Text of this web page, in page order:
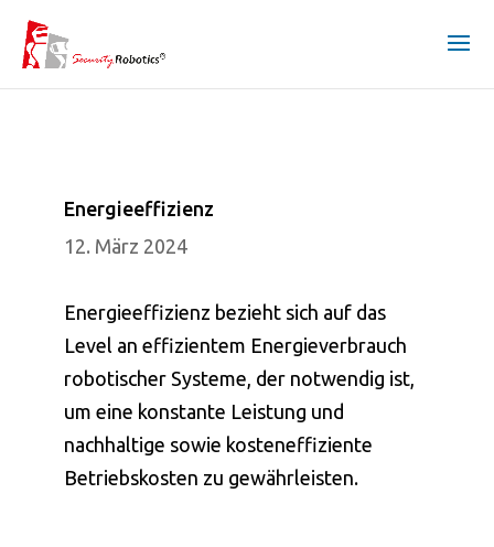
Energieeffizienz
12. März 2024
Energieeffizienz bezieht sich auf das
Level an effizientem Energieverbrauch
robotischer Systeme, der notwendig ist,
um eine konstante Leistung und
nachhaltige sowie kosteneffiziente
Betriebskosten zu gewährleisten.